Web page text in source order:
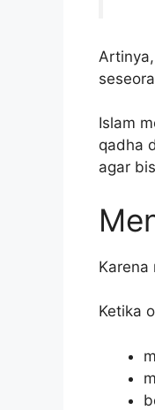
Islam
qadha
agar
Karena
Ketika